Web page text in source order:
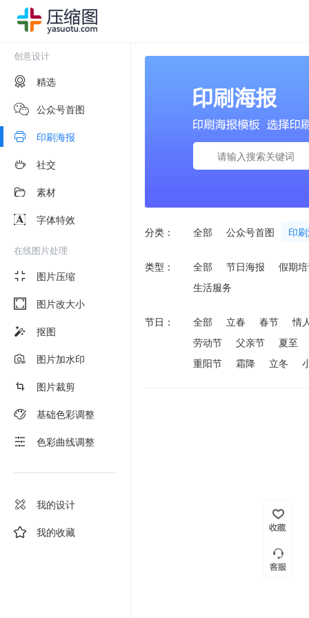
创意设计
精选
公众号首图
印刷海报
社交
素材
字体特效
在线图片处理
图片压缩
图片改大小
抠图
图片加水印
图片裁剪
基础色彩调整
色彩曲线调整
我的设计
我的收藏
分类： 全部 公众号首图 印
类型： 全部 节日海报
假期
生活服务
节日： 全部 立春 春节
情
劳动节
父亲节
夏至
重阳节
霜降 立冬